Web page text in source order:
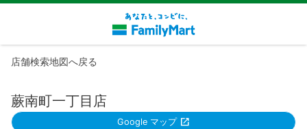
店舗検索地図へ戻る
蕨南町一丁目店
Google マップ